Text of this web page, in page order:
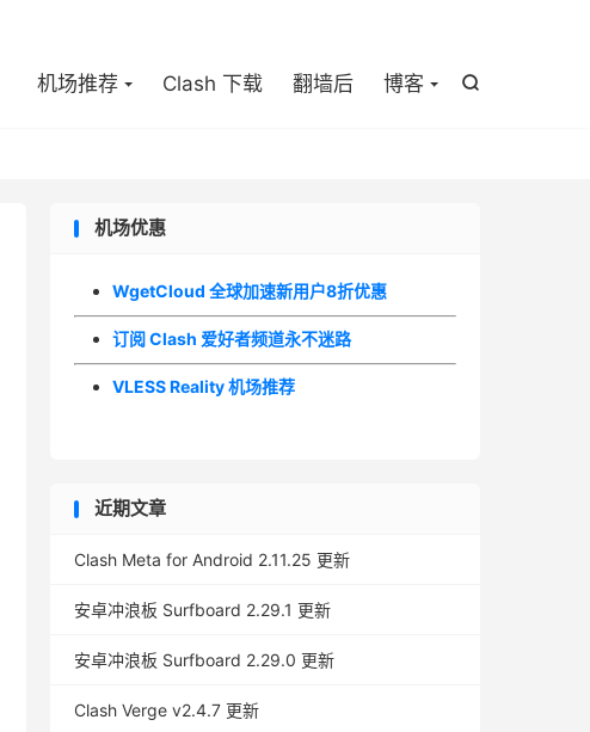

机场推荐 Clash 下载 翻墙后 博客
机场优惠
WgetCloud 全球加速新用户8折优惠
订阅 Clash 爱好者频道永不迷路
VLESS Reality 机场推荐
近期文章
Clash Meta for Android 2.11.25 更新
安卓冲浪板 Surfboard 2.29.1 更新
安卓冲浪板 Surfboard 2.29.0 更新
Clash Verge v2.4.7 更新